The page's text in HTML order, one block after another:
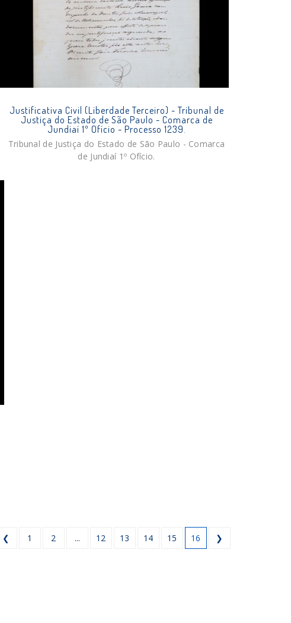
Justificativa Civil (Liberdade Terceiro) - Tribunal de
Justiça do Estado de São Paulo - Comarca de
Jundiaí 1º Ofício - Processo 1239.
Tribunal de Justiça do Estado de São Paulo - Comarca
de Jundiaí 1º Ofício.
❮ 1 2 ... 12 13 14 15 16 ❯